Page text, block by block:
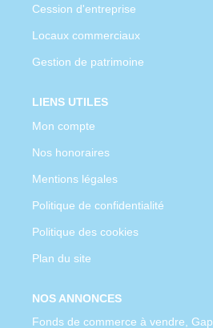
Cession d'entreprise
Locaux commerciaux
Gestion de patrimoine
LIENS UTILES
Mon compte
Nos honoraires
Mentions légales
Politique de confidentialité
Politique des cookies
Plan du site
NOS ANNONCES
Fonds de commerce à vendre, Gap